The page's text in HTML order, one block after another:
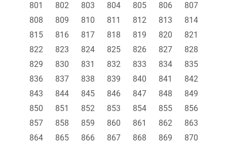
801
802 803 804 805 806
807
808
809 810 811 812 813
814
815
816 817 818 819 820
821
822
823 824 825 826 827
828
829
830 831 832 833 834
835
836
837 838 839 840 841
842
843
844 845 846 847 848
849
850
851 852 853 854 855
856
857
858 859 860 861 862
863
864
865 866 867 868 869
870